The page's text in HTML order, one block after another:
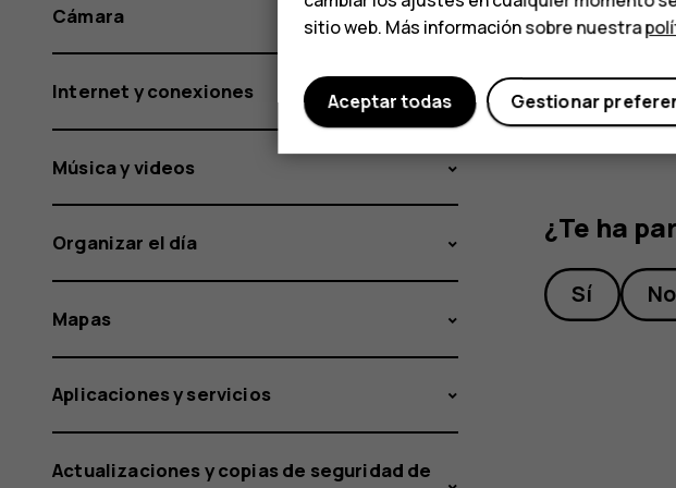
Cambie
¿Te ha
Sí No
Cámara
Internet y conexiones
Música y videos
Organizar el día
Mapas
Aplicaciones y servicios
Actualizaciones y copias de seguridad de
sitio web. Más información sobre nuestra
Gestionar
Aceptar todas